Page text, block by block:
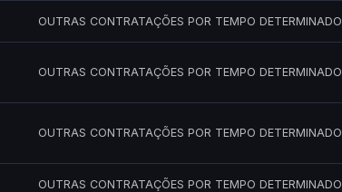
OUTRAS CONTRATAÇÕES POR TEMPO DETERMINADO
OUTRAS CONTRATAÇÕES POR TEMPO DETERMINADO
OUTRAS CONTRATAÇÕES POR TEMPO DETERMINADO
OUTRAS CONTRATAÇÕES POR TEMPO DETERMINADO